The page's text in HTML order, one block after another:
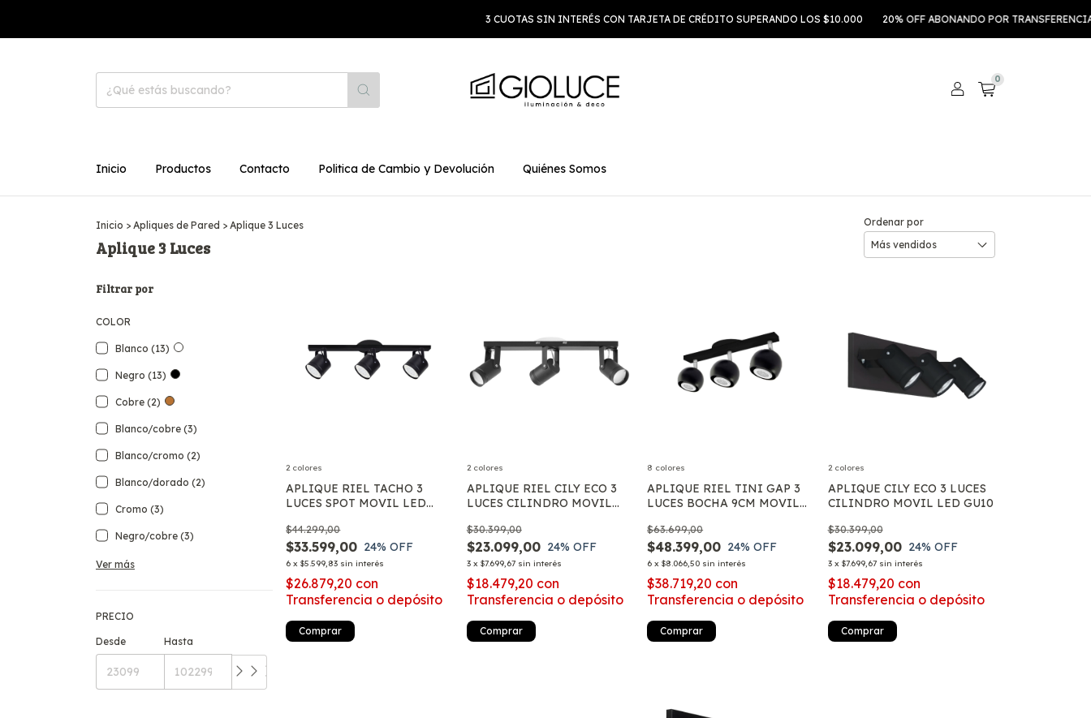
3 CUOTAS SIN INTERÉS CON TARJETA DE CRÉDITO SUPERANDO LOS $10.000 20% OFF ABONANDO POR TRANSFERENCIA 3
0
Inicio Productos Contacto Politica de Cambio y Devolución Quiénes Somos
Inicio > Apliques de Pared > Aplique 3 Luces
Aplique 3 Luces
Ordenar por
Filtrar por
COLOR
Blanco (13)
Negro (13)
Cobre (2)
Blanco/cobre (3)
Blanco/cromo (2)
Blanco/dorado (2)
Cromo (3)
Negro/cobre (3)
Ver más
PRECIO
Desde Hasta
APLIQUE RIEL TACHO 3
LUCES SPOT MOVIL LED
$33.599,00
$44.299,00
24% OFF
6 x$5.599,83 sin interés
$26.879,20 con
Transferencia o depósito
2 colores
Comprar
APLIQUE RIEL CILY ECO 3
LUCES CILINDRO MOVIL
$23.099,00
$30.399,00
24% OFF
3 x $7.699,67 sin interés
$18.479,20 con
Transferencia o depósito
2 colores
Comprar
APLIQUE RIEL TINI GAP 3
LUCES BOCHA 9CM MOVIL
$48.399,00
$63.699,00
24% OFF
6 x$8.066,50 sin interés
$38.719,20 con
Transferencia o depósito
8 colores
Comprar
APLIQUE CILY ECO 3 LUCES
CILINDRO MOVIL LED GU10
$23.099,00
$30.399,00
24% OFF
3 x $7.699,67 sin interés
$18.479,20 con
Transferencia o depósito
2 colores
Comprar